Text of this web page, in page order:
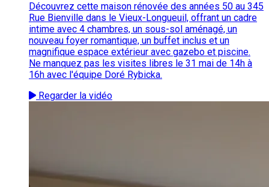
Découvrez cette maison rénovée des années 50 au 345
Rue Bienville dans le Vieux-Longueuil, offrant un cadre
intime avec 4 chambres, un sous-sol aménagé, un
nouveau foyer romantique, un buffet inclus et un
magnifique espace extérieur avec gazebo et piscine.
Ne manquez pas les visites libres le 31 mai de 14h à
16h avec l'équipe Doré Rybicka.
Regarder la vidéo